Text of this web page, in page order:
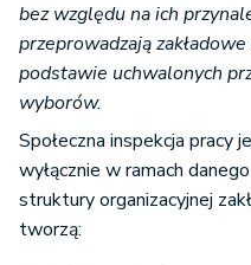
bez względu na ich
przeprowadzają
podstawie uchwalonych
wyborów.
Społeczna inspekcja pracy
wyłącznie w ramach
struktury organizacyjnej
tworzą: